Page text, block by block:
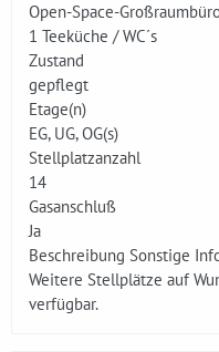
Open-Space-
1 Teeküche / WC´s
Zustand
gepflegt
Etage(n)
EG, UG, OG(s)
Stellplatzanzahl
14
Gasanschluß
Ja
Beschreibung Sonstige
Weitere Stellplätze auf
verfügbar.